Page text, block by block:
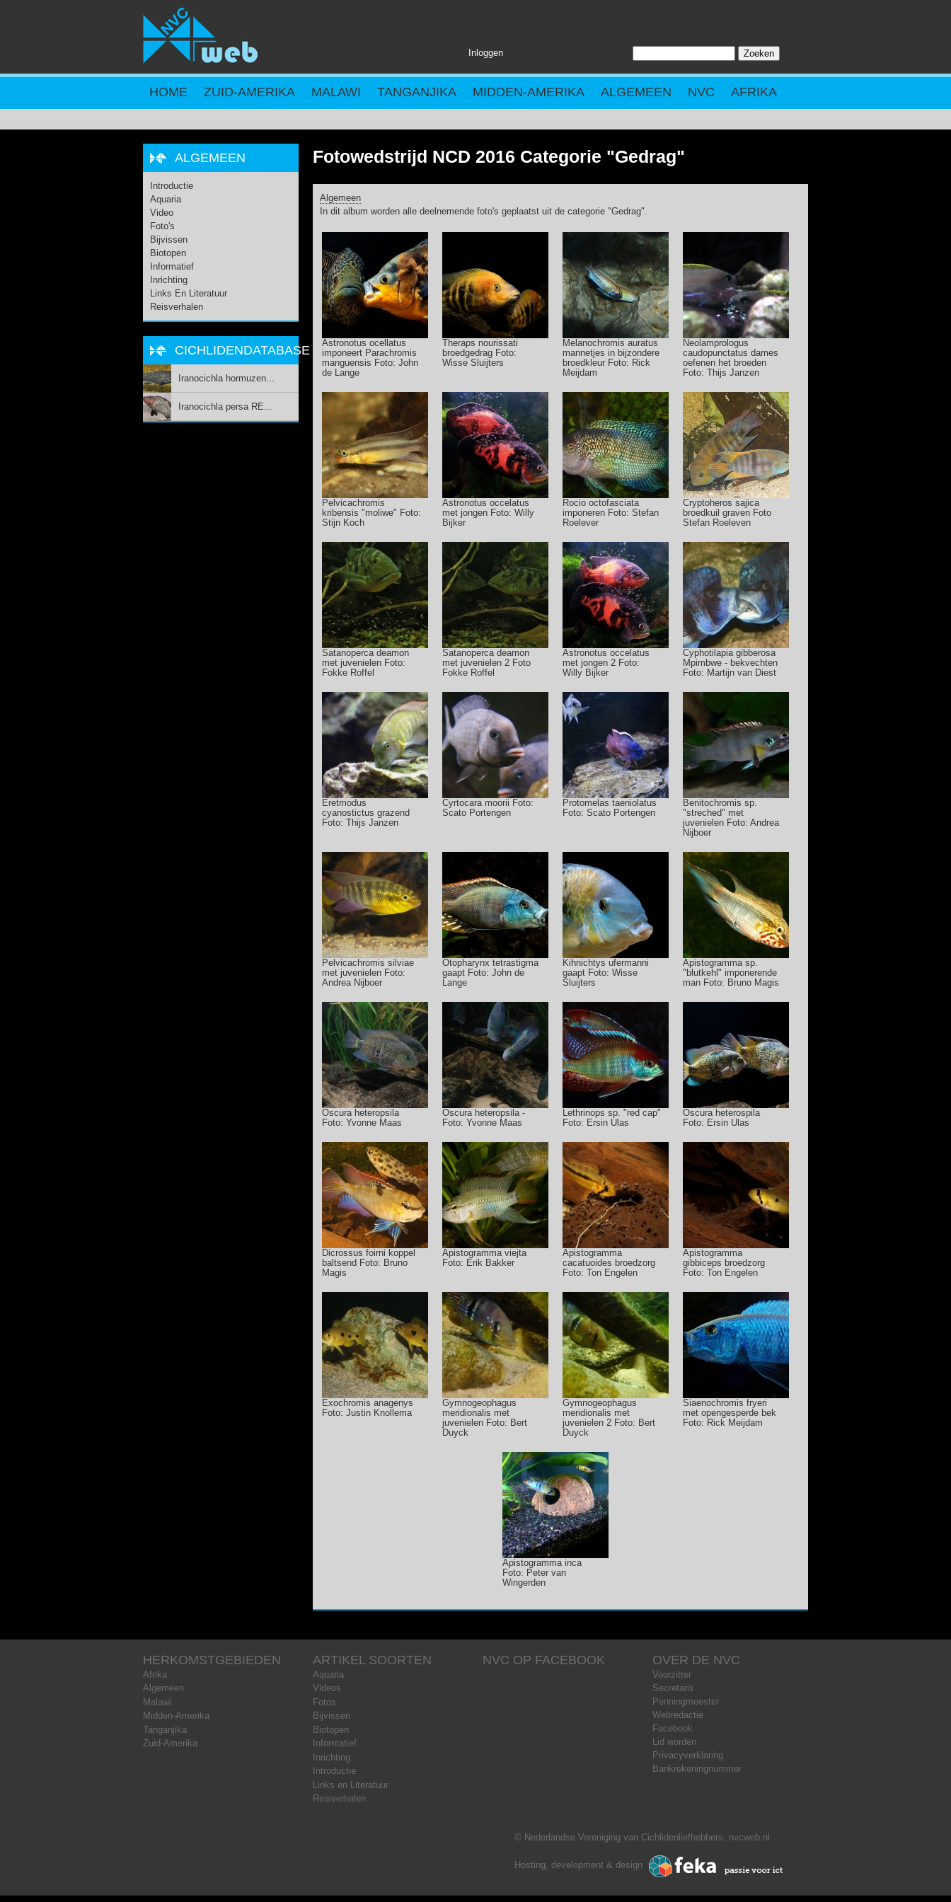
Inloggen
ZOEKVELD
HOME ZUID-AMERIKA MALAWI TANGANJIKA MIDDEN-AMERIKA ALGEMEEN NVC AFRIKA
Fotowedstrijd NCD 2016 Categorie "Gedrag"
Algemeen
In dit album worden alle deelnemende foto's geplaatst uit de categorie "Gedrag".
Astronotus ocellatus
imponeert Parachromis
manguensis Foto: John
de Lange
Theraps nourissati
broedgedrag Foto:
Wisse Sluijters
Melanochromis auratus
mannetjes in bijzondere
broedkleur Foto: Rick
Meijdam
Neolamprologus
caudopunctatus dames
oefenen het broeden
Foto: Thijs Janzen
Pelvicachromis
kribensis "moliwe" Foto:
Stijn Koch
Astronotus occelatus
met jongen Foto: Willy
Bijker
Rocio octofasciata
imponeren Foto: Stefan
Roelever
Cryptoheros sajica
broedkuil graven Foto
Stefan Roeleven
Satanoperca deamon
met juvenielen Foto:
Fokke Roffel
Satanoperca deamon
met juvenielen 2 Foto
Fokke Roffel
Astronotus occelatus
met jongen 2 Foto:
Willy Bijker
Cyphotilapia gibberosa
Mpimbwe - bekvechten
Foto: Martijn van Diest
Eretmodus
cyanostictus grazend
Foto: Thijs Janzen
Cyrtocara moorii Foto:
Scato Portengen
Protomelas taeniolatus
Foto: Scato Portengen
Benitochromis sp.
"streched" met
juvenielen Foto: Andrea
Nijboer
Pelvicachromis silviae
met juvenielen Foto:
Andrea Nijboer
Otopharynx tetrastigma
gaapt Foto: John de
Lange
Kihnichtys ufermanni
gaapt Foto: Wisse
Sluijters
Apistogramma sp.
"blutkehl" imponerende
man Foto: Bruno Magis
Oscura heteropsila
Foto: Yvonne Maas
Oscura heteropsila -
Foto: Yvonne Maas
Lethrinops sp. "red cap"
Foto: Ersin Ulas
Oscura heterospila
Foto: Ersin Ulas
Dicrossus foirni koppel
baltsend Foto: Bruno
Magis
Apistogramma viejta
Foto: Erik Bakker
Apistogramma
cacatuoides broedzorg
Foto: Ton Engelen
Apistogramma
gibbiceps broedzorg
Foto: Ton Engelen
Exochromis anagenys
Foto: Justin Knollema
Gymnogeophagus
meridionalis met
juvenielen Foto: Bert
Duyck
Gymnogeophagus
meridionalis met
juvenielen 2 Foto: Bert
Duyck
Siaenochromis fryeri
met opengesperde bek
Foto: Rick Meijdam
Apistogramma inca
Foto: Peter van
Wingerden
ALGEMEEN
Introductie
Aquaria
Video
Foto's
Bijvissen
Biotopen
Informatief
Inrichting
Links En Literatuur
Reisverhalen
CICHLIDENDATABASE
Iranocichla hormuzen...
Iranocichla persa RE...
HERKOMSTGEBIEDEN
Afrika
Algemeen
Malawi
Midden-Amerika
Tanganjika
Zuid-Amerika
ARTIKEL SOORTEN
Aquaria
Videos
Fotos
Bijvissen
Biotopen
Informatief
Inrichting
Introductie
Links en Literatuur
Reisverhalen
NVC OP FACEBOOK OVER DE NVC
Voorzitter
Secretaris
Penningmeester
Webredactie
Facebook
Lid worden
Privacyverklaring
Bankrekeningnummer
© Nederlandse Vereniging van Cichlidenliefhebbers, nvcweb.nl
Hosting, development & design